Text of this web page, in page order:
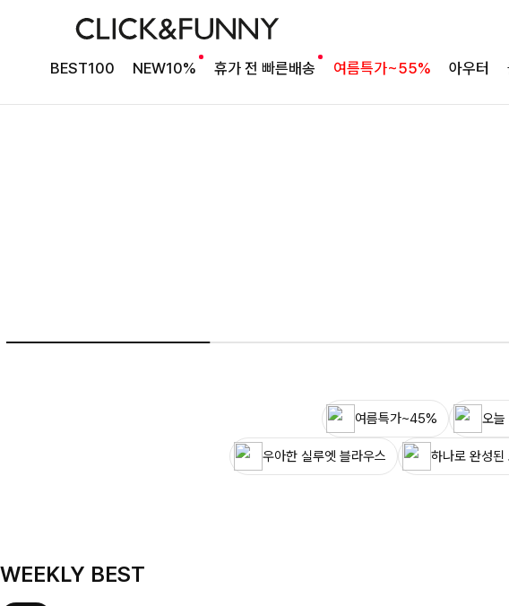
BEST100 NEW10% 휴가 전 빠른배송 여름특가~55% 아우터
여름의 끝을 완성할
감각적인 원피스
여름특가~45% 오늘
우아한 실루엣 블라우스 하나로 완성
WEEKLY BEST